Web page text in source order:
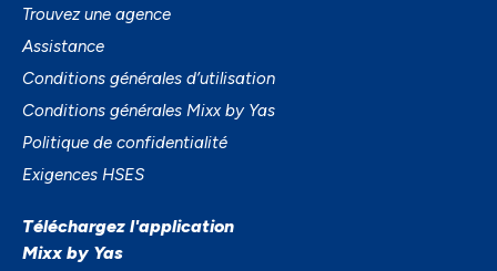
Trouvez une agence
Assistance
Conditions générales d’utilisation
Conditions générales Mixx by Yas
Politique de confidentialité
Exigences HSES
Téléchargez l'application
Mixx by Yas